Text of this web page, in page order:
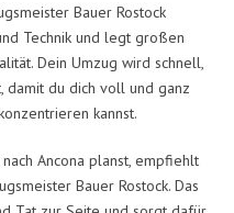
Bauer Rostock
Technik und legt großen
Dein Umzug wird schnell,
du dich voll und ganz
kannst.
Ancona planst, empfiehlt
Bauer Rostock. Das